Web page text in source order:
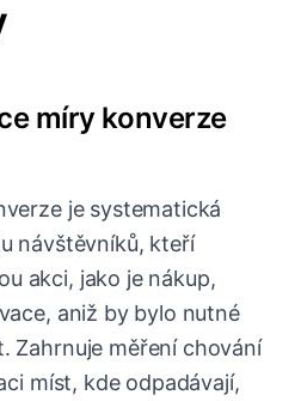
míry konverze
je systematická
návštěvníků, kteří
akci, jako je nákup,
aniž by bylo nutné
Zahrnuje měření chování
míst, kde odpadávají,